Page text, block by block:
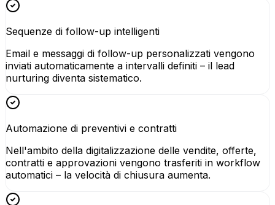
Sequenze di follow-up intelligenti
Email e messaggi di follow-up personalizzati vengono
inviati automaticamente a intervalli definiti – il lead
nurturing diventa sistematico.
Automazione di preventivi e contratti
Nell'ambito della digitalizzazione delle vendite, offerte,
contratti e approvazioni vengono trasferiti in workflow
automatici – la velocità di chiusura aumenta.